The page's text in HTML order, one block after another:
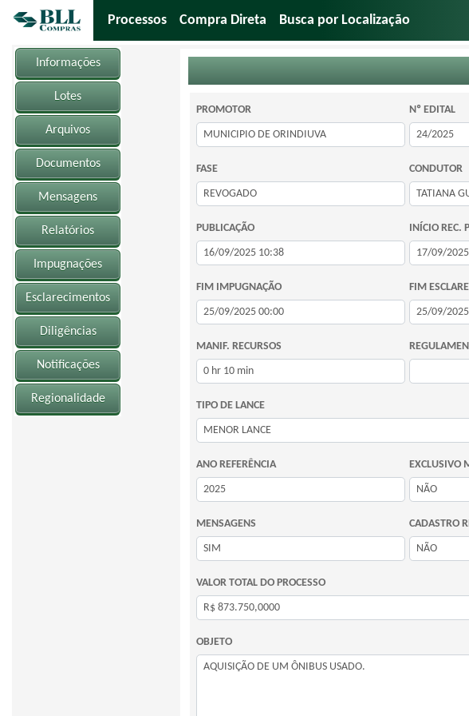
Processos Compra Direta Busca por Localização
Informações
Lotes
Arquivos
Documentos
Mensagens
Relatórios
Impugnações
Esclarecimentos
Diligências
Notificações
Regionalidade
PROMOTOR Nº EDITAL
FASE CONDUTOR
PUBLICAÇÃO INÍCIO REC.
FIM IMPUGNAÇÃO FIM
MANIF. RECURSOS
TIPO DE LANCE
ANO REFERÊNCIA EXCLUSIVO
MENSAGENS CADASTRO
VALOR TOTAL DO PROCESSO
OBJETO